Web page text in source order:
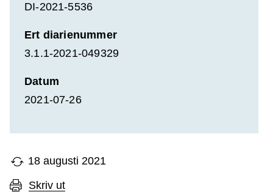
DI-2021-5536
Ert diarienummer
3.1.1-2021-049329
Datum
2021-07-26
18 augusti 2021
Skriv ut